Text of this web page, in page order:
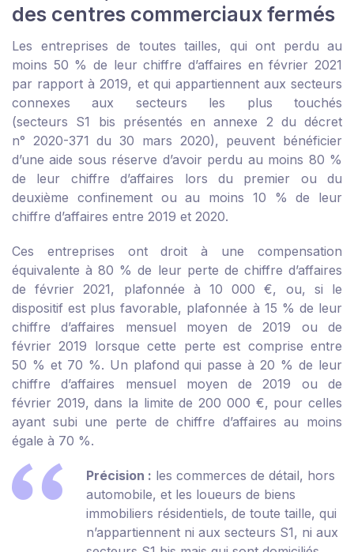
des centres commerciaux fermés
Les entreprises de toutes tailles, qui ont perdu au
moins 50 % de leur chiffre d’affaires en février 2021
par rapport à 2019, et qui appartiennent aux secteurs
connexes aux secteurs les plus touchés
(secteurs S1 bis présentés enannexe 2 du décret
n° 2020-371 du 30 mars 2020), peuvent bénéficier
d’une aide sous réserve d’avoir perdu au moins 80 %
de leur chiffre d’affaires lors du premier ou du
deuxième confinement ou au moins 10 % de leur
chiffre d’affaires entre 2019 et 2020.
Ces entreprises ont droit à une compensation
équivalente à 80 % de leur perte de chiffre d’affaires
de février 2021, plafonnée à 10 000 €, ou, si le
dispositif est plus favorable, plafonnée à 15 % de leur
chiffre d’affaires mensuel moyen de 2019 ou de
février 2019 lorsque cette perte est comprise entre
50 % et 70 %. Un plafond qui passe à 20 % de leur
chiffre d’affaires mensuel moyen de 2019 ou de
février 2019, dans la limite de 200 000 €, pour celles
ayant subi une perte de chiffre d’affaires au moins
égale à 70 %.
Précision : les commerces de détail, hors
automobile, et les loueurs de biens
immobiliers résidentiels, de toute taille, qui
n’appartiennent ni aux secteurs S1, ni aux